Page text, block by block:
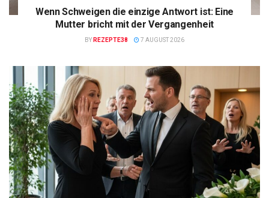
Wenn Schweigen die einzige Antwort ist: Eine
Mutter bricht mit der Vergangenheit
BY REZEPTE38 7 AUGUST 2026